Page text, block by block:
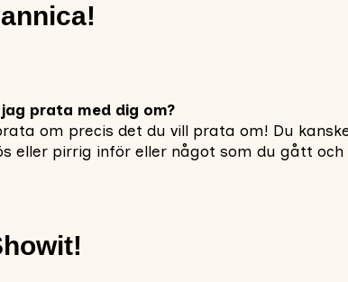
prata med dig om?
om precis det du vill prata om! Du
eller pirrig inför eller något som du gått